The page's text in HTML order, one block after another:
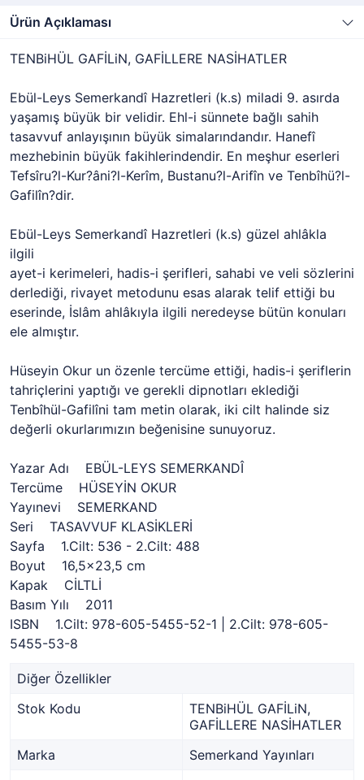
Ürün Açıklaması
TENBiHÜL GAFİLiN, GAFİLLERE NASİHATLER
Ebül-Leys Semerkandî Hazretleri (k.s) miladi 9. asırda
yaşamış büyük bir velidir. Ehl-i sünnete bağlı sahih
tasavvuf anlayışının büyük simalarındandır. Hanefî
mezhebinin büyük fakihlerindendir. En meşhur eserleri
Tefsîru?l-Kur?âni?l-Kerîm, Bustanu?l-Arifîn ve Tenbîhü?l-
Gafilîn?dir.
Ebül-Leys Semerkandî Hazretleri (k.s) güzel ahlâkla
ilgili
ayet-i kerimeleri, hadis-i şerifleri, sahabi ve veli sözlerini
derlediği, rivayet metodunu esas alarak telif ettiği bu
eserinde, İslâm ahlâkıyla ilgili neredeyse bütün konuları
ele almıştır.
Hüseyin Okur un özenle tercüme ettiği, hadis-i şeriflerin
tahriçlerini yaptığı ve gerekli dipnotları eklediği
Tenbîhül-Gafilîni tam metin olarak, iki cilt halinde siz
değerli okurlarımızın beğenisine sunuyoruz.
Yazar Adı EBÜL-LEYS SEMERKANDÎ
Tercüme HÜSEYİN OKUR
Yayınevi SEMERKAND
Seri TASAVVUF KLASİKLERİ
Sayfa 1.Cilt: 536 - 2.Cilt: 488
Boyut 16,5x23,5 cm
Kapak CİLTLİ
Basım Yılı 2011
ISBN 1.Cilt: 978-605-5455-52-1 | 2.Cilt: 978-605-
5455-53-8
Diğer Özellikler
Stok Kodu
TENBiHÜL GAFİLiN,
GAFİLLERE NASİHATLER
Marka
Semerkand Yayınları